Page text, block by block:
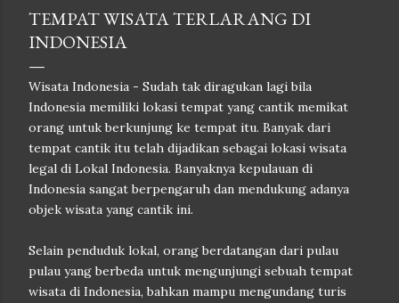
TEMPAT WISATA TERLARANG DI
INDONESIA
Wisata Indonesia - Sudah tak diragukan lagi bila
Indonesia memiliki lokasi tempat yang cantik memikat
orang untuk berkunjung ke tempat itu. Banyak dari
tempat cantik itu telah dijadikan sebagai lokasi wisata
legal di Lokal Indonesia. Banyaknya kepulauan di
Indonesia sangat berpengaruh dan mendukung adanya
objek wisata yang cantik ini.
Selain penduduk lokal, orang berdatangan dari pulau
pulau yang berbeda untuk mengunjungi sebuah tempat
wisata di Indonesia, bahkan mampu mengundang turis